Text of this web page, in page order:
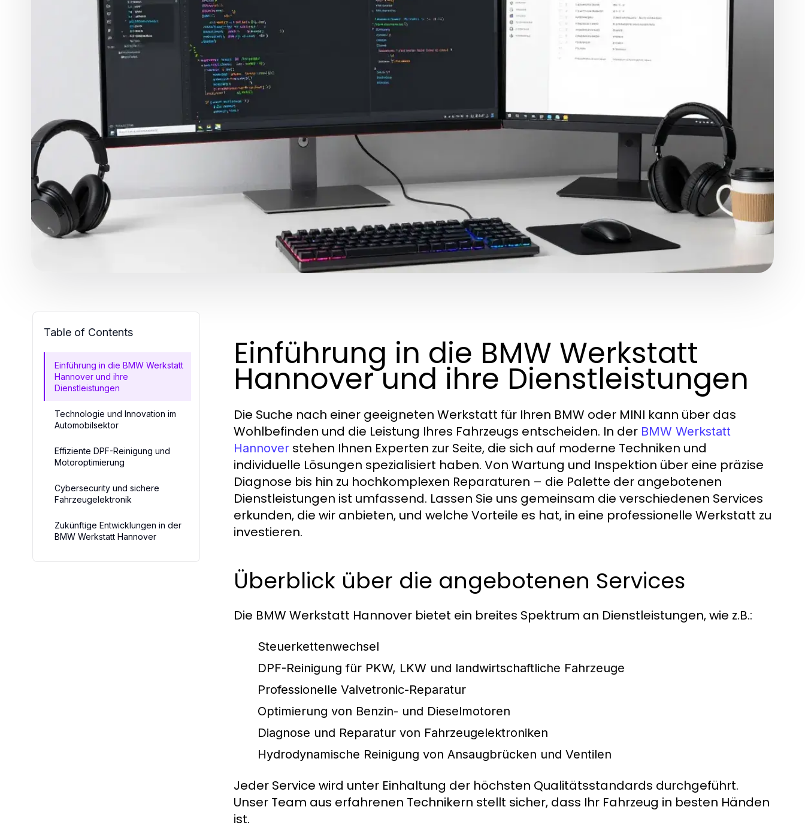
Table of Contents
Einführung in die BMW Werkstatt
Hannover und ihre
Dienstleistungen
Technologie und Innovation im
Automobilsektor
Effiziente DPF-Reinigung und
Motoroptimierung
Cybersecurity und sichere
Fahrzeugelektronik
Zukünftige Entwicklungen in der
BMW Werkstatt Hannover
Einführung in die BMW Werkstatt
Hannover und ihre Dienstleistungen
Die Suche nach einer geeigneten Werkstatt für Ihren BMW oder MINI kann über das
Wohlbefinden und die Leistung Ihres Fahrzeugs entscheiden. In der BMW Werkstatt
Hannover stehen Ihnen Experten zur Seite, die sich auf moderne Techniken und
individuelle Lösungen spezialisiert haben. Von Wartung und Inspektion über eine präzise
Diagnose bis hin zu hochkomplexen Reparaturen – die Palette der angebotenen
Dienstleistungen ist umfassend. Lassen Sie uns gemeinsam die verschiedenen Services
erkunden, die wir anbieten, und welche Vorteile es hat, in eine professionelle Werkstatt zu
investieren.
Überblick über die angebotenen Services
Die BMW Werkstatt Hannover bietet ein breites Spektrum an Dienstleistungen, wie z.B.:
Steuerkettenwechsel
DPF-Reinigung für PKW, LKW und landwirtschaftliche Fahrzeuge
Professionelle Valvetronic-Reparatur
Optimierung von Benzin- und Dieselmotoren
Diagnose und Reparatur von Fahrzeugelektroniken
Hydrodynamische Reinigung von Ansaugbrücken und Ventilen
Jeder Service wird unter Einhaltung der höchsten Qualitätsstandards durchgeführt.
Unser Team aus erfahrenen Technikern stellt sicher, dass Ihr Fahrzeug in besten Händen
ist.